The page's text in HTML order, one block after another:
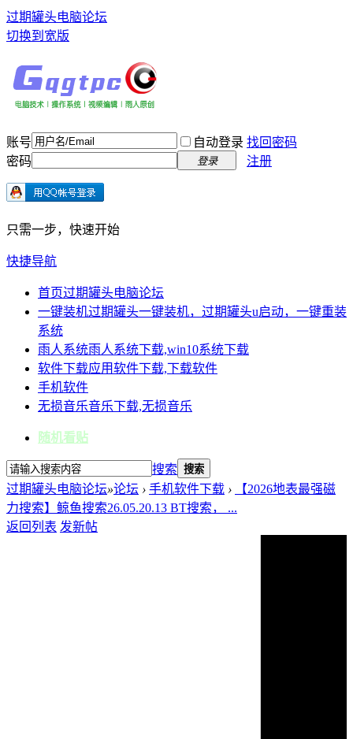
过期罐头电脑论坛
切换到宽版
账号 自动登录 找回密码
密码
登录 注册
只需一步，快速开始
快捷导航
首页过期罐头电脑论坛
一键装机过期罐头一键装机，过期罐头u启动，一键重装
系统
雨人系统雨人系统下载,win10系统下载
软件下载应用软件下载,下载软件
手机软件
无损音乐音乐下载,无损音乐
随机看贴
搜索 搜索
过期罐头电脑论坛»论坛 › 手机软件下载 ›
【2026地表最强磁
力搜索】鲸鱼搜索26.05.20.13 BT搜索， ...
返回列表 发新帖